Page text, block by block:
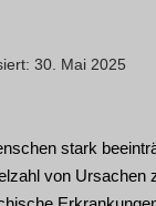
30. Mai 2025
stark
von